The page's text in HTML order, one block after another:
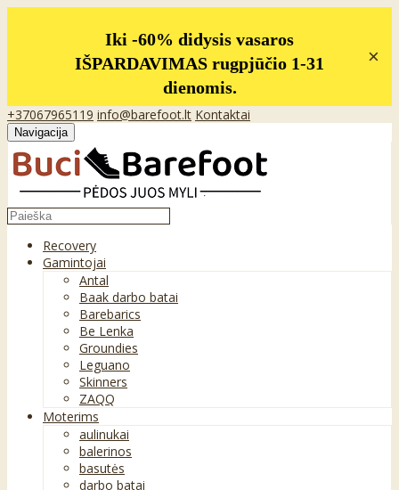
Iki -60% didysis vasaros
IŠPARDAVIMAS rugpjūčio 1-31
dienomis.
×
+37067965119 info@barefoot.lt Kontaktai
Navigacija
Recovery
Gamintojai
Antal
Baak darbo batai
Barebarics
Be Lenka
Groundies
Leguano
Skinners
ZAQQ
Moterims
aulinukai
balerinos
basutės
darbo batai